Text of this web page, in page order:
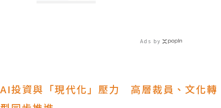
Ads by
AI投資與「現代化」壓力 高層裁員、文化轉